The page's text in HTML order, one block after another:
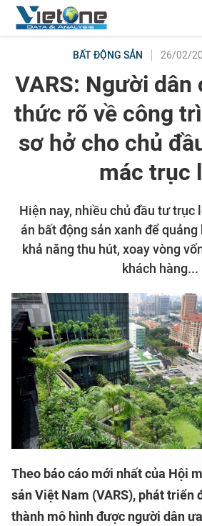
BẤT ĐỘNG SẢN 26/02/
VARS: Người dân
thức rõ về công
sơ hở cho chủ
mác trục
Hiện nay, nhiều chủ đầu tư trục
án bất động sản xanh để
khả năng thu hút, xoay vòng
khách hàng...
Theo báo cáo mới nhất của Hội
sản Việt Nam (VARS), phát triển
thành mô hình được người dân